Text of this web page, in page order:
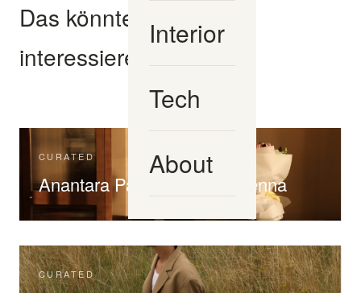
Interior
Tech
About
Das könnte dich auch
interessieren
CURATED
Anantara Palais Hansen Vienna
CURATED